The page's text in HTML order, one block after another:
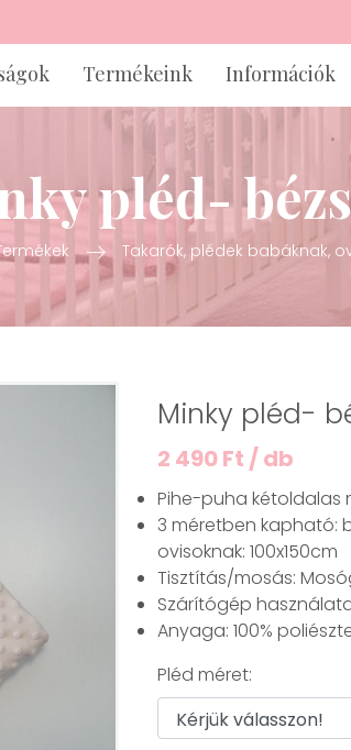
Termékeink Információk
pléd- bézs
Takarók, plédek babáknak,
Minky pléd-
2 490 Ft / db
Pihe-puha kétoldalas
3 méretben kapható:
ovisoknak: 100x150cm
Tisztítás/mosás:
Szárítógép
Anyaga: 100%
Pléd méret: